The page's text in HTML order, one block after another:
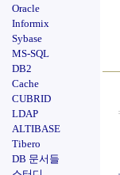
Oracle
Informix
Sybase
MS-SQL
DB2
Cache
CUBRID
LDAP
ALTIBASE
Tibero
DB 문서들